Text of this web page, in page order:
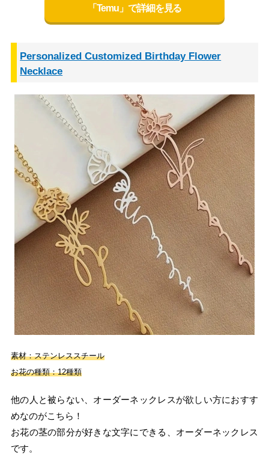
「Temu」で詳細を見る
Personalized Customized Birthday Flower
Necklace
素材：ステンレススチール
お花の種類：12種類
他の人と被らない、オーダーネックレスが欲しい方におすす
めなのがこちら！
お花の茎の部分が好きな文字にできる、オーダーネックレス
です。